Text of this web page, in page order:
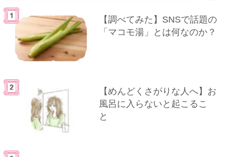
【調べてみた】SNSで話題の
「マコモ湯」とは何なのか？
【めんどくさがりな人へ】お
風呂に入らないと起こるこ
と